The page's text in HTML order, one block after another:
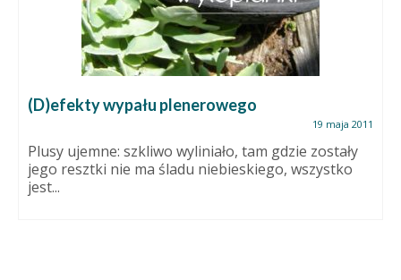
(D)efekty wypału plenerowego
19 maja 2011
Plusy ujemne: szkliwo wyliniało, tam gdzie zostały
jego resztki nie ma śladu niebieskiego, wszystko
jest...